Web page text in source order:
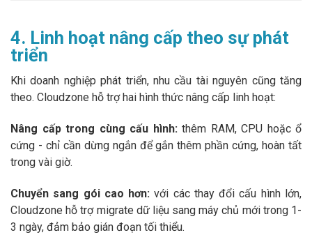
4. Linh hoạt nâng cấp theo sự phát
triển
Khi doanh nghiệp phát triển, nhu cầu tài nguyên cũng tăng
theo. Cloudzone hỗ trợ hai hình thức nâng cấp linh hoạt:
Nâng cấp trong cùng cấu hình:thêm RAM, CPU hoặc ổ
cứng - chỉ cần dừng ngắn để gắn thêm phần cứng, hoàn tất
trong vài giờ.
Chuyển sang gói cao hơn: với các thay đổi cấu hình lớn,
Cloudzone hỗ trợ migrate dữ liệu sang máy chủ mới trong 1-
3 ngày, đảm bảo gián đoạn tối thiểu.